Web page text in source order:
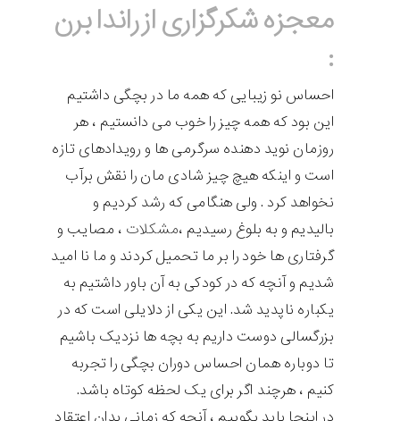
معجزه شکرگزاری از راندا برن
:
احساس نو زیبایی که همه ما در بچگی داشتیم
این بود که همه چیز را خوب می دانستیم ، هر
روزمان نوید دهنده سرگرمی ها و رویدادهای تازه
است و اینکه هیچ چیز شادی مان را نقش برآب
نخواهد کرد . ولی هنگامی که رشد کردیم و
بالیدیم و به بلوغ رسیدیم ،مشکلات ، مصایب و
گرفتاری ها خود را بر ما تحمیل کردند و ما نا امید
شدیم و آنچه که در کودکی به آن باور داشتیم به
یکباره ناپدید شد. این یکی از دلایلی است که در
بزرگسالی دوست داریم به بچه ها نزدیک باشیم
تا دوباره همان احساس دوران بچگی را تجربه
کنیم ، هرچند اگر برای یک لحظه کوتاه باشد.